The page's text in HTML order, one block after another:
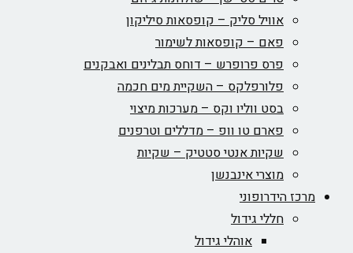
אוויל סליק – קופסאות סיליקון
פאם – קופסאות לשימור
פרס פרופרש – דוחס תבלינים ואבקנים
פלורפלקס – השקיית מים חכמה
בסט ווליו וקס – מערכות מיצוי
פארם טו וופ – מדללים וטרפנים
שקיות אנטי סטטיק – שקיות
מוצרי אינבנשן
מרכז הידרופוני
חללי גידול
אוהלי גידול